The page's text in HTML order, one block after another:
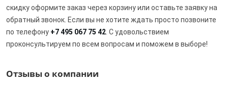
скидку оформите заказ через корзину или оставьте заявку на
обратный звонок. Если вы не хотите ждать просто позвоните
по телефону +7 495 067 75 42 . С удовольствием
проконсультируем по всем вопросам и поможем в выборе!
Отзывы о компании